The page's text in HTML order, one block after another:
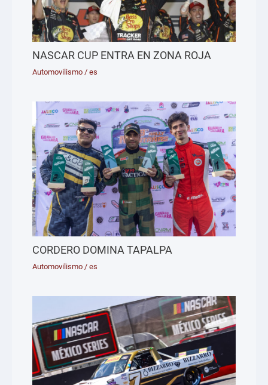
NASCAR CUP ENTRA EN ZONA ROJA
Automovilismo /es
CORDERO DOMINA TAPALPA
Automovilismo /es